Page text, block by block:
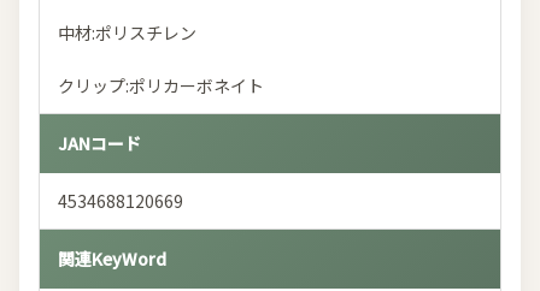
中材:ポリスチレン
クリップ:ポリカーボネイト
JANコード
4534688120669
関連KeyWord